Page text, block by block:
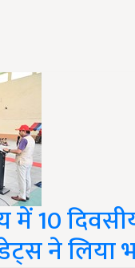
में 10
ने लिया